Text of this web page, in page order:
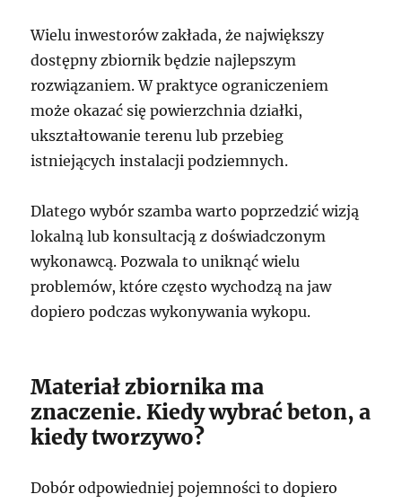
Wielu inwestorów zakłada, że największy
dostępny zbiornik będzie najlepszym
rozwiązaniem. W praktyce ograniczeniem
może okazać się powierzchnia działki,
ukształtowanie terenu lub przebieg
istniejących instalacji podziemnych.
Dlatego wybór szamba warto poprzedzić wizją
lokalną lub konsultacją z doświadczonym
wykonawcą. Pozwala to uniknąć wielu
problemów, które często wychodzą na jaw
dopiero podczas wykonywania wykopu.
Materiał zbiornika ma
znaczenie. Kiedy wybrać beton, a
kiedy tworzywo?
Dobór odpowiedniej pojemności to dopiero